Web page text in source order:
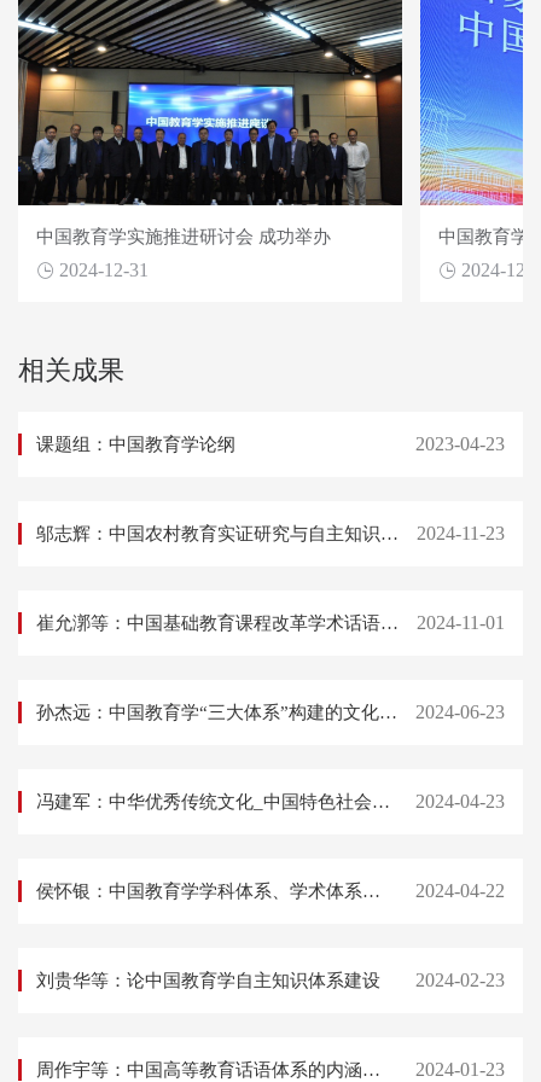
中国教育学实施推进研讨会 成功举办
2024-12-31
中国教育学
2024-12-
相关成果
课题组：中国教育学论纲 2023-04-23
邬志辉：中国农村教育实证研究与自主知识体系建设 2024-11-23
崔允漷等：中国基础教育课程改革学术话语体系的自主建构 2024-11-01
孙杰远：中国教育学“三大体系”构建的文化根脉 2024-06-23
冯建军：中华优秀传统文化_中国特色社会主义教育学话语体系的根脉 2024-04-23
侯怀银：中国教育学学科体系、学术体系和话语体系的内涵及其关系 2024-04-22
刘贵华等：论中国教育学自主知识体系建设 2024-02-23
周作宇等：中国高等教育话语体系的内涵及建设路径 2024-01-23